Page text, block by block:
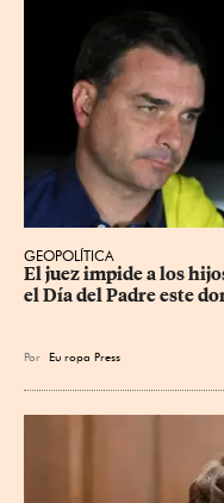
GEOPOLÍTICA
El juez impide a los
el Día del Padre este
Por Eu ropa Press